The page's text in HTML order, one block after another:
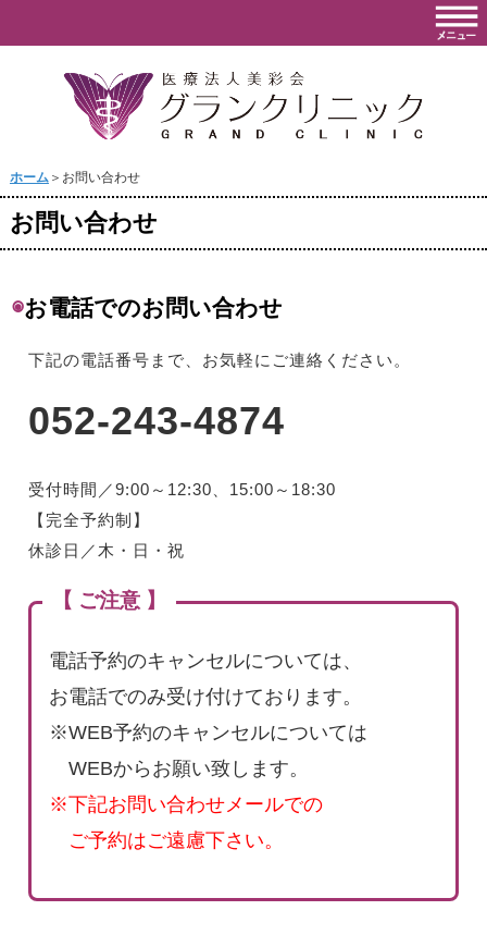
ホーム＞お問い合わせ
お問い合わせ
◉お電話でのお問い合わせ
下記の電話番号まで、お気軽にご連絡ください。
052-243-4874
受付時間／9:00～12:30、15:00～18:30
【完全予約制】
休診日／木・日・祝
【 ご注意 】
電話予約のキャンセルについては、
お電話でのみ受け付けております。
※WEB予約のキャンセルについては
WEBからお願い致します。
※下記お問い合わせメールでの
ご予約はご遠慮下さい。